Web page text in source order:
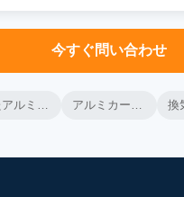
今すぐ問い合わせ
換気されたアルミカーテン壁 アルミカーテン壁枠